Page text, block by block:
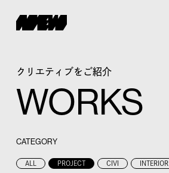
クリエティブをご紹介
WORKS
CATEGORY
ALL PROJECT CIVI INTERIOR